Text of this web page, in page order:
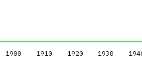
1900 1910 1920 1930